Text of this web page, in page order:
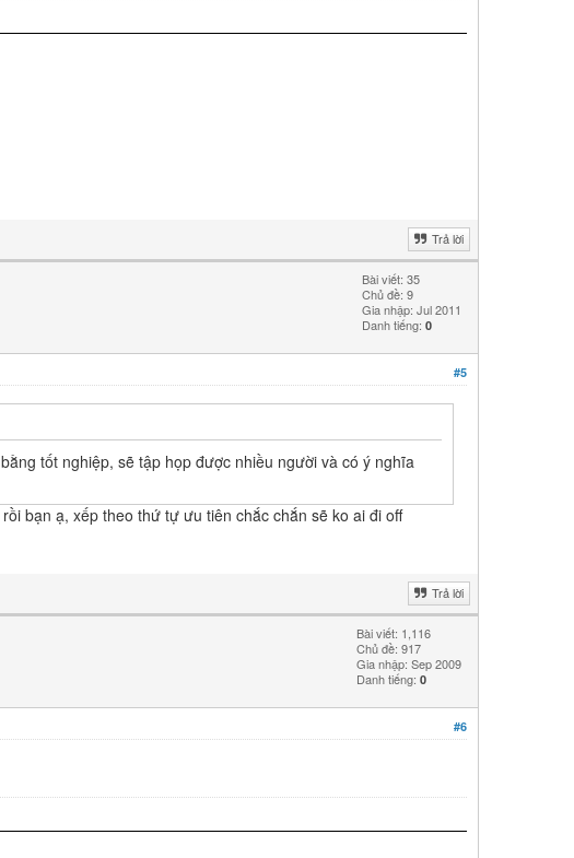
Trả lời
Bài viết: 35
Chủ đề: 9
Gia nhập: Jul 2011
Danh tiếng: 0
#5
tốt nghiệp, sẽ tập họp được nhiều người và có ý nghĩa
bạn ạ, xếp theo thứ tự ưu tiên chắc chắn sẽ ko ai đi off
Trả lời
Bài viết: 1,116
Chủ đề: 917
Gia nhập: Sep 2009
Danh tiếng: 0
#6